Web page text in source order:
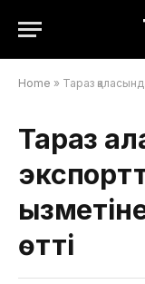
Home » Тараз қаласында
Тараз
өтті